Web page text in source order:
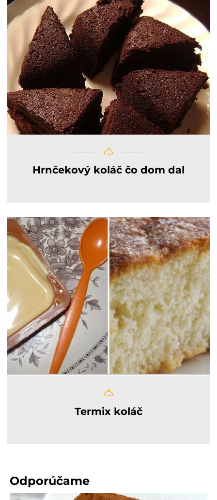
Hrnčekový koláč čo dom dal
Termix koláč
Odporúčame